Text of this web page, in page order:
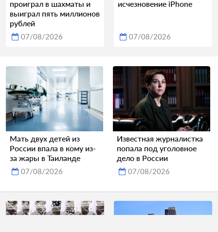
проиграл в шахматы и
выиграл пять миллионов
рублей
07/08/2026
исчезновение iPhone
07/08/2026
Мать двух детей из
России впала в кому из-
за жары в Таиланде
07/08/2026
Известная журналистка
попала под уголовное
дело в России
07/08/2026